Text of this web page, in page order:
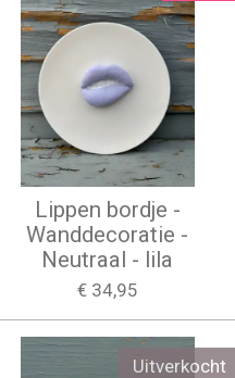
Lippen bordje -
Wanddecoratie -
Neutraal - lila
€ 34,95
Uitverkocht